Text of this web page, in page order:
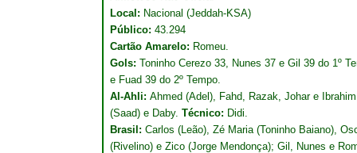
Local: Nacional (Jeddah-KSA)
Público: 43.294
Cartão Amarelo: Romeu.
Gols: Toninho Cerezo 33, Nunes 37 e Gil 39 do 1º
e Fuad 39 do 2º Tempo.
Al-Ahli: Ahmed (Adel), Fahd, Razak, Johar e
(Saad) e Daby. Técnico: Didi.
Brasil: Carlos (Leão), Zé Maria (Toninho Baiano),
(Rivelino) e Zico (Jorge Mendonça); Gil, Nunes e